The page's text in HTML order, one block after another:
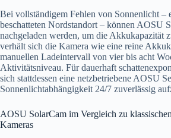
Bei vollständigem Fehlen von Sonnenlicht –
beschatteten Nordstandort – können AOSU
nachgeladen werden, um die Akkukapazität
verhält sich die Kamera wie eine reine
manuellen Ladeintervall von vier bis acht
Aktivitätsniveau. Für dauerhaft
sich stattdessen eine netzbetriebene AOSU
Sonnenlichtabhängigkeit 24/7 zuverlässig
AOSU SolarCam im Vergleich zu
Kameras